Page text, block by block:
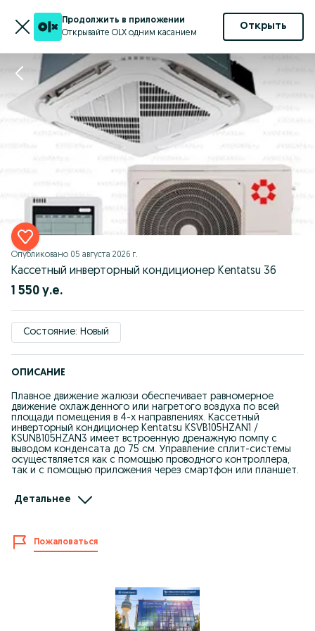
Продолжить в приложении
Открывайте OLX одним касанием
Открыть
Опубликовано 05 августа 2026 г.
Кассетный инверторный кондиционер Kentatsu 36
1 550 у.е.
Состояние: Новый
ОПИСАНИЕ
Плавное движение жалюзи обеспечивает равномерное
движение охлажденного или нагретого воздуха по всей
площади помещения в 4-х направлениях. Кассетный
инверторный кондиционер Kentatsu KSVB105HZAN1 /
KSUNB105HZAN3 имеет встроенную дренажную помпу с
выводом конденсата до 75 см. Управление сплит-системы
осуществляется как с помощью проводного контроллера,
так и с помощью приложения через смартфон или планшет.
*Модуль Wi-Fi в комплекте
*Круговая подача воздуха в 4-х направлениях
*Автоматическое покачивание жалюзи
*Минимальный уровень шума от 44,5 дБ
*Охлаждение и обогрев до -15 C
*Автоперезапуск с сохранением настроек
*Фильтр грубой очистки
*Самодиагностика ошибок и неисправностей
Детальнее
Пожаловаться